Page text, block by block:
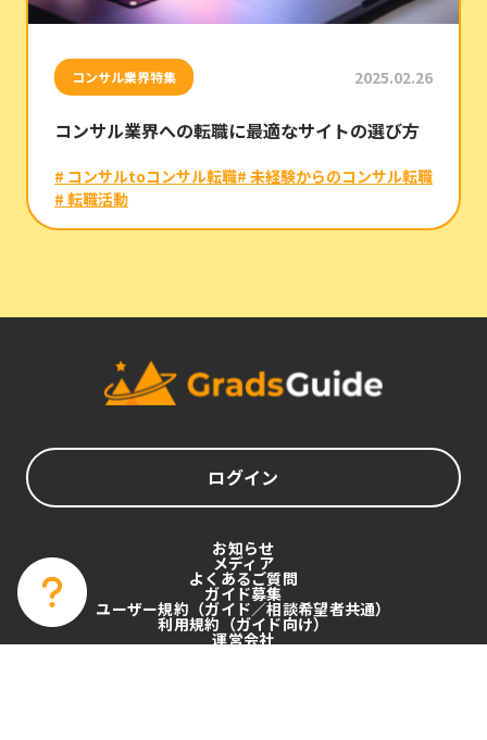
コンサル業界特集 2025.02.26
コンサル業界への転職に最適なサイトの選び方
# コンサルtoコンサル転職# 未経験からのコンサル転職
# 転職活動
ログイン
お知らせ
メディア
よくあるご質問
ガイド募集
ユーザー規約（ガイド／相談希望者共通）
利用規約（ガイド向け）
運営会社